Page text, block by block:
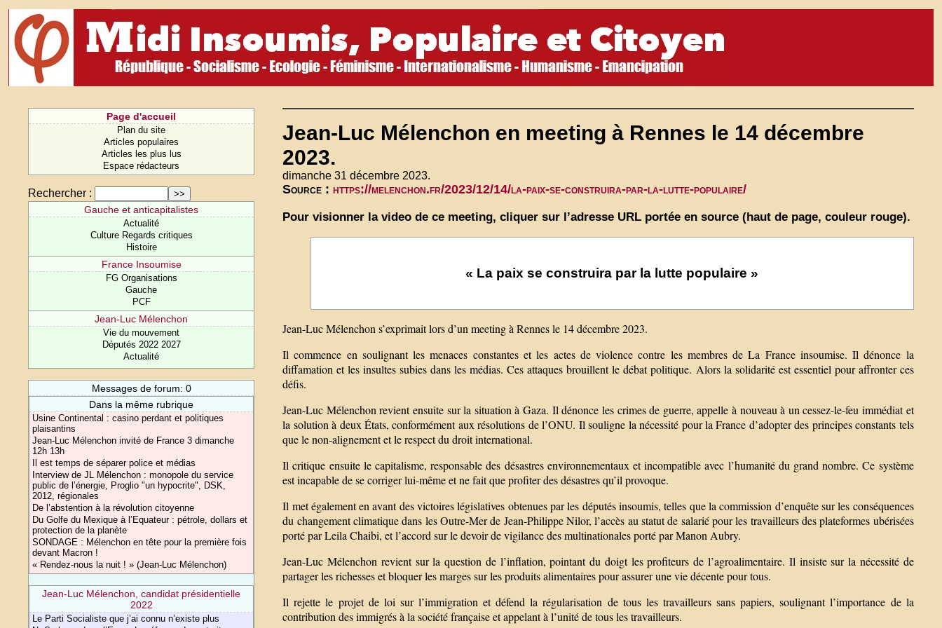
Page d'accueil
Plan du site
Articles populaires
Articles les plus lus
Espace rédacteurs
Rechercher :
Gauche et anticapitalistes
Actualité
Culture Regards critiques
Histoire
France Insoumise
FG Organisations
Gauche
PCF
Jean-Luc Mélenchon
Vie du mouvement
Députés 2022 2027
Actualité
Messages de forum: 0
Dans la même rubrique
Usine Continental : casino perdant et politiques
plaisantins
Jean-Luc Mélenchon invité de France 3 dimanche
12h 13h
Il est temps de séparer police et médias
Interview de JL Mélenchon : monopole du service
public de l’énergie, Proglio "un hypocrite", DSK,
2012, régionales
De l’abstention à la révolution citoyenne
Du Golfe du Mexique à l’Equateur : pétrole, dollars et
protection de la planète
SONDAGE : Mélenchon en tête pour la première fois
devant Macron !
« Rendez-nous la nuit ! » (Jean-Luc Mélenchon)
Jean-Luc Mélenchon, candidat présidentielle
2022
Le Parti Socialiste que j’ai connu n’existe plus
Jean-Luc Mélenchon en meeting à Rennes le 14 décembre
2023.
dimanche 31 décembre 2023.
Source :https://melenchon.fr/2023/12/14/la-paix-se-construira-par-la-lutte-populaire/
Pour visionner la video de ce meeting, cliquer sur l’adresse URL portée en source (haut de page, couleur rouge).
« La paix se construira par la lutte populaire »
Jean-Luc Mélenchon s’exprimait lors d’un meeting à Rennes le 14 décembre 2023.
Il commence en soulignant les menaces constantes et les actes de violence contre les membres de La France insoumise. Il dénonce la
diffamation et les insultes subies dans les médias. Ces attaques brouillent le débat politique. Alors la solidarité est essentiel pour affronter ces
défis.
Jean-Luc Mélenchon revient ensuite sur la situation à Gaza. Il dénonce les crimes de guerre, appelle à nouveau à un cessez-le-feu immédiat et
la solution à deux États, conformément aux résolutions de l’ONU. Il souligne la nécessité pour la France d’adopter des principes constants tels
que le non-alignement et le respect du droit international.
Il critique ensuite le capitalisme, responsable des désastres environnementaux et incompatible avec l’humanité du grand nombre. Ce système
est incapable de se corriger lui-même et ne fait que profiter des désastres qu’il provoque.
Il met également en avant des victoires législatives obtenues par les députés insoumis, telles que la commission d’enquête sur les conséquences
du changement climatique dans les Outre-Mer de Jean-Philippe Nilor, l’accès au statut de salarié pour les travailleurs des plateformes ubérisées
porté par Leila Chaibi, et l’accord sur le devoir de vigilance des multinationales porté par Manon Aubry.
Jean-Luc Mélenchon revient sur la question de l’inflation, pointant du doigt les profiteurs de l’agroalimentaire. Il insiste sur la nécessité de
partager les richesses et bloquer les marges sur les produits alimentaires pour assurer une vie décente pour tous.
Il rejette le projet de loi sur l’immigration et défend la régularisation de tous les travailleurs sans papiers, soulignant l’importance de la
contribution des immigrés à la société française et appelant à l’unité de tous les travailleurs.